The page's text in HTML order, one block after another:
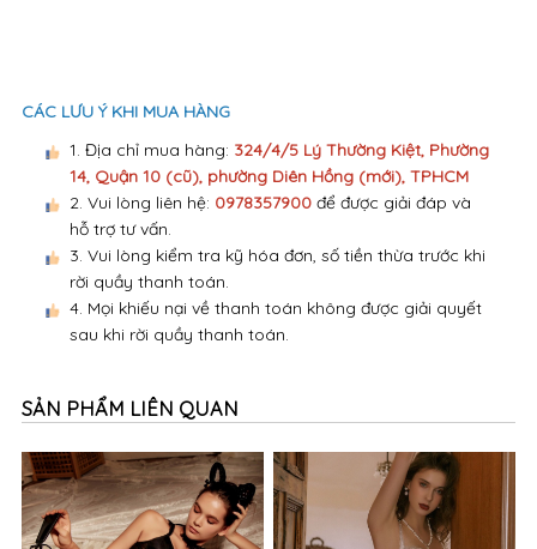
CÁC LƯU Ý KHI MUA HÀNG
1. Địa chỉ mua hàng: 324/4/5 Lý Thường Kiệt, Phường
14, Quận 10 (cũ), phường Diên Hồng (mới), TPHCM
2. Vui lòng liên hệ: 0978357900để được giải đáp và
hỗ trợ tư vấn.
3. Vui lòng kiểm tra kỹ hóa đơn, số tiền thừa trước khi
rời quầy thanh toán.
4. Mọi khiếu nại về thanh toán không được giải quyết
sau khi rời quầy thanh toán.
SẢN PHẨM LIÊN QUAN